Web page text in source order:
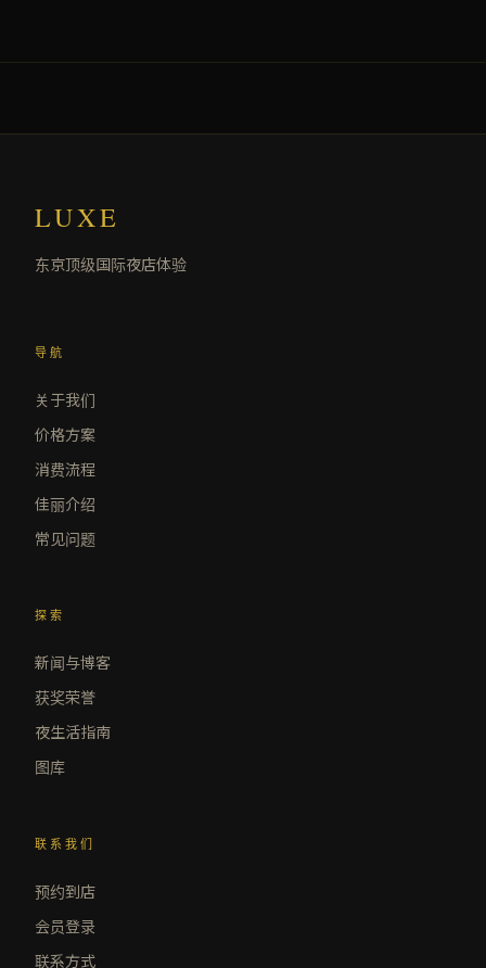
LUXE
东京顶级国际夜店体验
导航
关于我们
价格方案
消费流程
佳丽介绍
常见问题
探索
新闻与博客
获奖荣誉
夜生活指南
图库
联系我们
预约到店
会员登录
联系方式